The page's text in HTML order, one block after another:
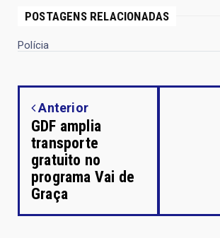
POSTAGENS RELACIONADAS
Polícia
Anterior
GDF amplia
transporte
gratuito no
programa Vai de
Graça